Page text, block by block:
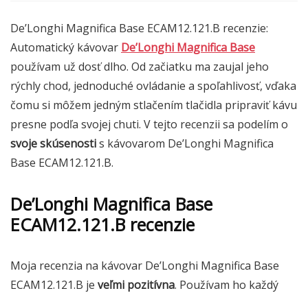
De’Longhi Magnifica Base ECAM12.121.B recenzie:
Automatický kávovar De’Longhi Magnifica Base
používam už dosť dlho. Od začiatku ma zaujal jeho
rýchly chod, jednoduché ovládanie a spoľahlivosť, vďaka
čomu si môžem jedným stlačením tlačidla pripraviť kávu
presne podľa svojej chuti. V tejto recenzii sa podelím o
svoje skúsenostis kávovarom De’Longhi Magnifica
Base ECAM12.121.B.
De’Longhi Magnifica Base
ECAM12.121.B recenzie
Moja recenzia na kávovar De’Longhi Magnifica Base
ECAM12.121.B je veľmi pozitívna. Používam ho každý